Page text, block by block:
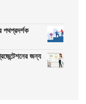
পথপ্রদর্শক
জন্য